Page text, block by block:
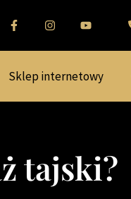
Sklep internetowy
tajski?